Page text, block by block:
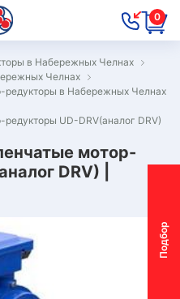
0
П
о
д
б
о
р
м
о
т
о
р
-
р
е
д
у
к
т
о
р
в Набережных Челнах
редукторы в Набережных Челнах
редукторы в Набережных Челнах
UD-DRV(аналог DRV)
мотор-
DRV) |